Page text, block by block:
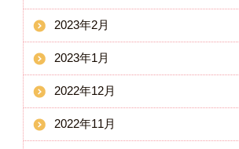
2023年2月
2023年1月
2022年12月
2022年11月